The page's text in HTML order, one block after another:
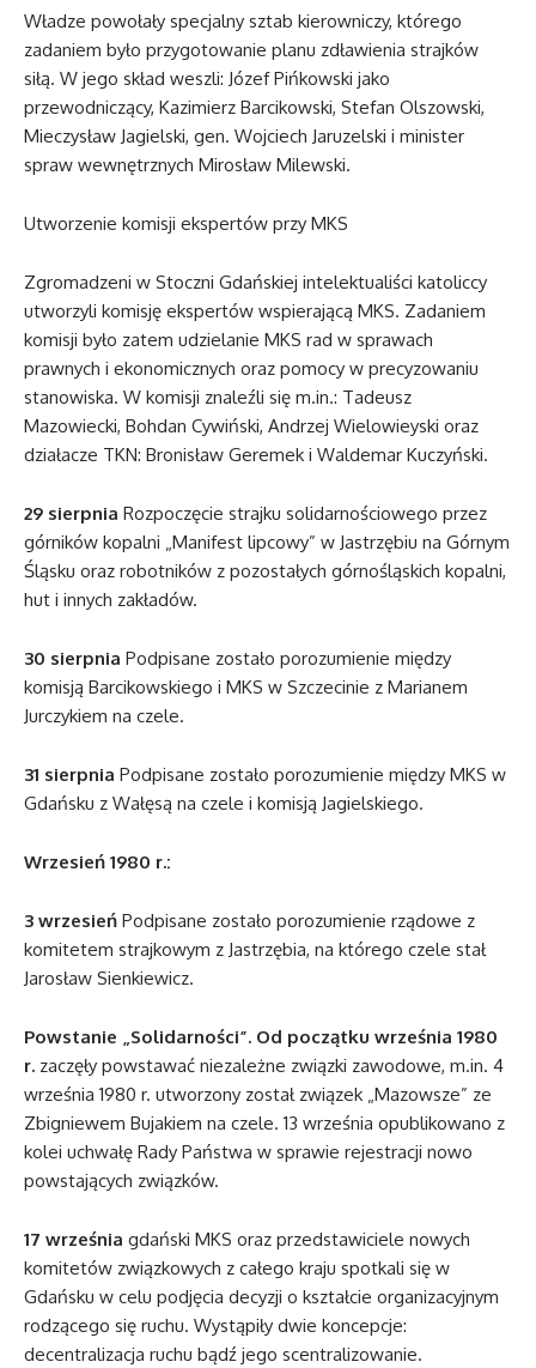
Władze powołały specjalny sztab kierowniczy, którego
zadaniem było przygotowanie planu zdławienia strajków
siłą. W jego skład weszli: Józef Pińkowski jako
przewodniczący, Kazimierz Barcikowski, Stefan Olszowski,
Mieczysław Jagielski, gen. Wojciech Jaruzelski i minister
spraw wewnętrznych Mirosław Milewski.
Utworzenie komisji ekspertów przy MKS
Zgromadzeni w Stoczni Gdańskiej intelektualiści katoliccy
utworzyli komisję ekspertów wspierającą MKS. Zadaniem
komisji było zatem udzielanie MKS rad w sprawach
prawnych i ekonomicznych oraz pomocy w precyzowaniu
stanowiska. W komisji znaleźli się m.in.: Tadeusz
Mazowiecki, Bohdan Cywiński, Andrzej Wielowieyski oraz
działacze TKN: Bronisław Geremek i Waldemar Kuczyński.
29 sierpnia Rozpoczęcie strajku solidarnościowego przez
górników kopalni „Manifest lipcowy” w Jastrzębiu na Górnym
Śląsku oraz robotników z pozostałych górnośląskich kopalni,
hut i innych zakładów.
30 sierpnia Podpisane zostało porozumienie między
komisją Barcikowskiego i MKS w Szczecinie z Marianem
Jurczykiem na czele.
31 sierpnia Podpisane zostało porozumienie między MKS w
Gdańsku z Wałęsą na czele i komisją Jagielskiego.
Wrzesień 1980 r.:
3 wrzesień Podpisane zostało porozumienie rządowe z
komitetem strajkowym z Jastrzębia, na którego czele stał
Jarosław Sienkiewicz.
Powstanie „Solidarności”. Od początku września 1980
r. zaczęły powstawać niezależne związki zawodowe, m.in. 4
września 1980 r. utworzony został związek „Mazowsze” ze
Zbigniewem Bujakiem na czele. 13 września opublikowano z
kolei uchwałę Rady Państwa w sprawie rejestracji nowo
powstających związków.
17 września gdański MKS oraz przedstawiciele nowych
komitetów związkowych z całego kraju spotkali się w
Gdańsku w celu podjęcia decyzji o kształcie organizacyjnym
rodzącego się ruchu. Wystąpiły dwie koncepcje:
decentralizacja ruchu bądź jego scentralizowanie.